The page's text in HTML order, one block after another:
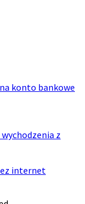
konto bankowe
z
internet